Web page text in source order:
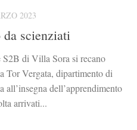
2023
da scienziati
di Villa Sora si recano
Tor Vergata, dipartimento di
all’insegna dell’apprendimento
arrivati...